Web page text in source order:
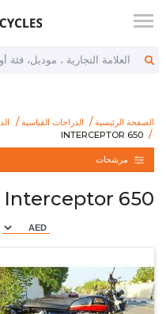
العلامة التجارية ، موديل، فئة
الصفحة الرئيسية الدراجات القياسية
enfield/interceptor-650
INTERCEPTOR 650
INTERCEPTOR 650
مرشحات
Interceptor 650 مستخدم للبيع